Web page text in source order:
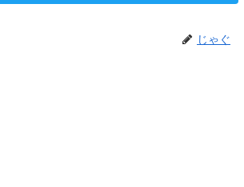
じゃぐ